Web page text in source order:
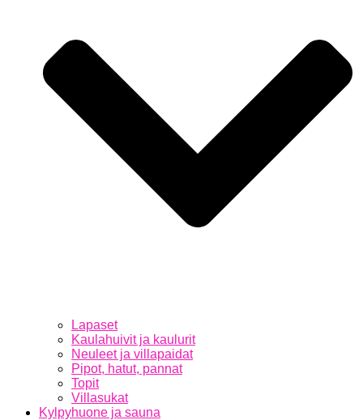
Lapaset
Kaulahuivit ja kaulurit
Neuleet ja villapaidat
Pipot, hatut, pannat
Topit
Villasukat
Kylpyhuone ja sauna